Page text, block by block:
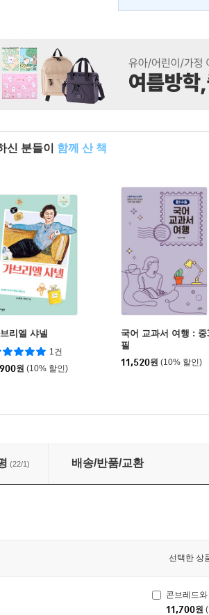
신 분들이 함께 산 책
리엘 샤넬
1건
원 (10% 할인)
국어 교과서 여행 : 중
필
11,520원 (10% 할인)
(22/1) 배송/반품/교환
선택한 상
콘브레드
11,700원